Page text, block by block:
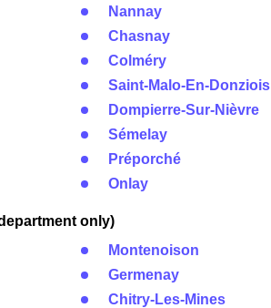
Nannay
Chasnay
Colméry
Saint-Malo-En-Donziois
Dompierre-Sur-Nièvre
Sémelay
Préporché
Onlay
only)
Montenoison
Germenay
Chitry-Les-Mines